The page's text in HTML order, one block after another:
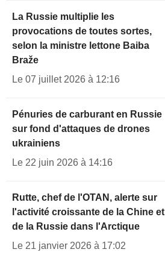
La Russie multiplie les
provocations de toutes sortes,
selon la ministre lettone Baiba
Braže
Le 07 juillet 2026 à 12:16
Pénuries de carburant en Russie
sur fond d'attaques de drones
ukrainiens
Le 22 juin 2026 à 14:16
Rutte, chef de l'OTAN, alerte sur
l'activité croissante de la Chine et
de la Russie dans l'Arctique
Le 21 janvier 2026 à 17:02